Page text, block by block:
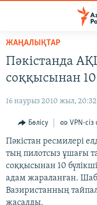
Skip
main
content
to
Navigation
Skip
to
Search
ҚАҢТАР ОҚИҒАСЫ
АДАМ ҚҰҚЫҚТАРЫ
ӘЛЕУМЕТ
ӘЛЕМ
АРНАЙЫ ЖОБАЛАР
Русский
ЖАҢАЛЫҚТАР
Пәкістанда
соққысынан 10
16 наурыз 2010 жыл, 20:32
Бөлісу VPN-сіз
Пәкістан ресмилері
тың пилотсыз ұшағы
соққысынан 10
адам жараланған.
Вазиристанның
жасалды.